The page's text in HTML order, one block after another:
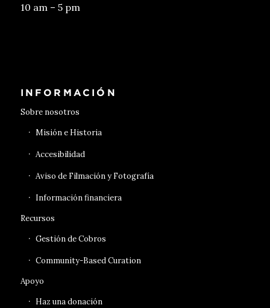
10 am – 5 pm
INFORMACIÓN
Sobre nosotros
Misión e Historia
Accesibilidad
Aviso de Filmación y Fotografía
Información financiera
Recursos
Gestión de Cobros
Community-Based Curation
Apoyo
Haz una donación